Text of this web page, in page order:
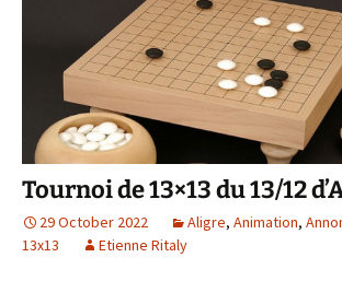
Tournoi de 13×13 du 13/12
29 October 2022 Aligre, Animation,
13x13
Etienne Ritaly